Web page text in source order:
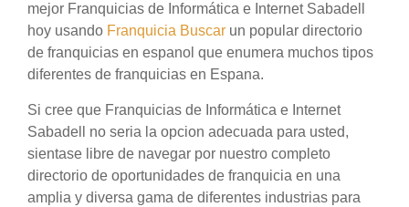
mejor Franquicias de Informática e Internet Sabadell
hoy usando Franquicia Buscar un popular directorio
de franquicias en espanol que enumera muchos tipos
diferentes de franquicias en Espana.
Si cree que Franquicias de Informática e Internet
Sabadell no seria la opcion adecuada para usted,
sientase libre de navegar por nuestro completo
directorio de oportunidades de franquicia en una
amplia y diversa gama de diferentes industrias para